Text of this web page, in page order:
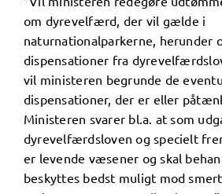
om dyrevelfærd, der vil gælde i
naturnationalparkerne, herunder
dispensationer fra
vil ministeren begrunde de
dispensationer, der er eller
Ministeren svarer bl.a. at som
dyrevelfærdsloven og specielt
er levende væsener og skal
beskyttes bedst muligt mod